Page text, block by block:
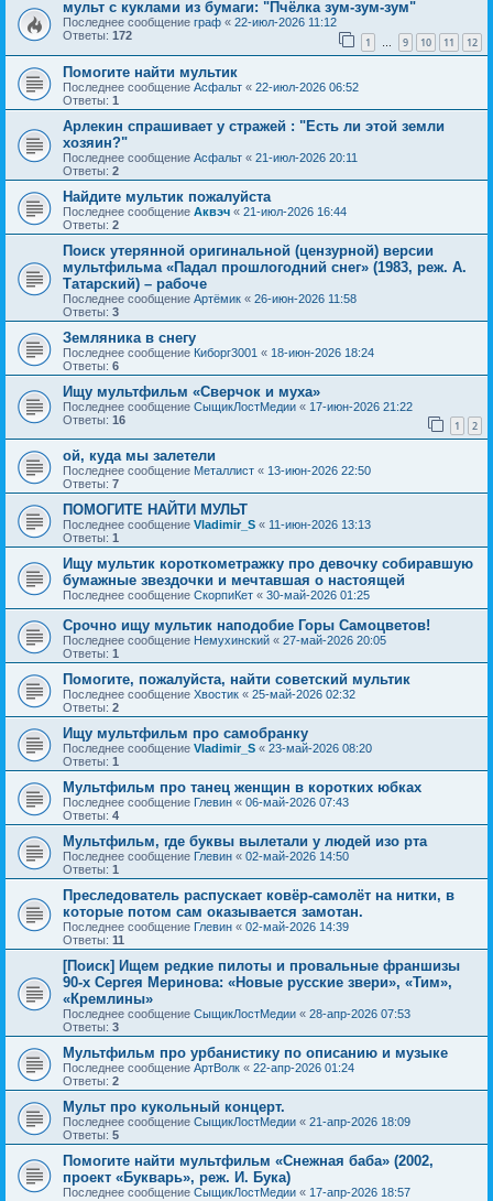
мульт с куклами из бумаги: "Пчёлка зум-зум-зум"
Последнее сообщение граф « 22-июл-2026 11:12
Ответы: 172 1 … 9 10 11 12
Помогите найти мультик
Последнее сообщение Асфальт « 22-июл-2026 06:52
Ответы: 1
Арлекин спрашивает у стражей : "Есть ли этой земли
хозяин?"
Последнее сообщение Асфальт « 21-июл-2026 20:11
Ответы: 2
Найдите мультик пожалуйста
Последнее сообщение Аквэч « 21-июл-2026 16:44
Ответы: 2
Поиск утерянной оригинальной (цензурной) версии
мультфильма «Падал прошлогодний снег» (1983, реж. А.
Татарский) – рабоче
Последнее сообщение Артёмик « 26-июн-2026 11:58
Ответы: 3
Земляника в снегу
Последнее сообщение Киборг3001 « 18-июн-2026 18:24
Ответы: 6
Ищу мультфильм «Сверчок и муха»
Последнее сообщение СыщикЛостМедии « 17-июн-2026 21:22
Ответы: 16 1 2
ой, куда мы залетели
Последнее сообщение Металлист « 13-июн-2026 22:50
Ответы: 7
ПОМОГИТЕ НАЙТИ МУЛЬТ
Последнее сообщение Vladimir_S « 11-июн-2026 13:13
Ответы: 1
Ищу мультик короткометражку про девочку собиравшую
бумажные звездочки и мечтавшая о настоящей
Последнее сообщение СкорпиКет « 30-май-2026 01:25
Срочно ищу мультик наподобие Горы Самоцветов!
Последнее сообщение Немухинский « 27-май-2026 20:05
Ответы: 1
Помогите, пожалуйста, найти советский мультик
Последнее сообщение Хвостик « 25-май-2026 02:32
Ответы: 2
Ищу мультфильм про самобранку
Последнее сообщение Vladimir_S « 23-май-2026 08:20
Ответы: 1
Мультфильм про танец женщин в коротких юбках
Последнее сообщение Глевин « 06-май-2026 07:43
Ответы: 4
Мультфильм, где буквы вылетали у людей изо рта
Последнее сообщение Глевин « 02-май-2026 14:50
Ответы: 1
Преследователь распускает ковёр-самолёт на нитки, в
которые потом сам оказывается замотан.
Последнее сообщение Глевин « 02-май-2026 14:39
Ответы: 11
[Поиск] Ищем редкие пилоты и провальные франшизы
90-х Сергея Меринова: «Новые русские звери», «Тим»,
«Кремлины»
Последнее сообщение СыщикЛостМедии « 28-апр-2026 07:53
Ответы: 3
Мультфильм про урбанистику по описанию и музыке
Последнее сообщение АртВолк « 22-апр-2026 01:24
Ответы: 2
Мульт про кукольный концерт.
Последнее сообщение СыщикЛостМедии « 21-апр-2026 18:09
Ответы: 5
Помогите найти мультфильм «Снежная баба» (2002,
проект «Букварь», реж. И. Бука)
Последнее сообщение СыщикЛостМедии « 17-апр-2026 18:57